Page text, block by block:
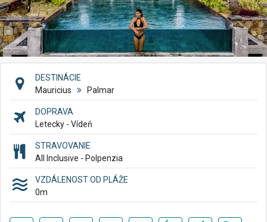
DESTINÁCIE
Mauricius
Palmar
DOPRAVA
Letecky - Vídeň
STRAVOVANIE
All Inclusive - Polpenzia
VZDÁLENOST OD PLÁŽE
0m